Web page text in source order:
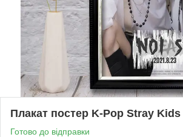
Плакат постер K-Pop Stray Kids
Готово до відправки